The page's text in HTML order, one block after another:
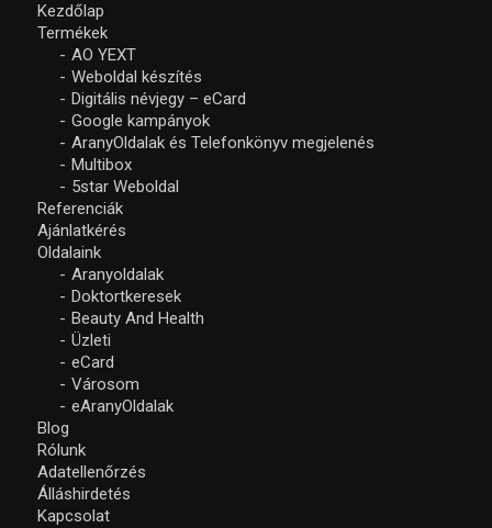
Kezdőlap
Termékek
AO YEXT
Weboldal készítés
Digitális névjegy – eCard
Google kampányok
AranyOldalak és Telefonkönyv megjelenés
Multibox
5star Weboldal
Referenciák
Ajánlatkérés
Oldalaink
Aranyoldalak
Doktortkeresek
Beauty And Health
Üzleti
eCard
Városom
eAranyOldalak
Blog
Rólunk
Adatellenőrzés
Álláshirdetés
Kapcsolat